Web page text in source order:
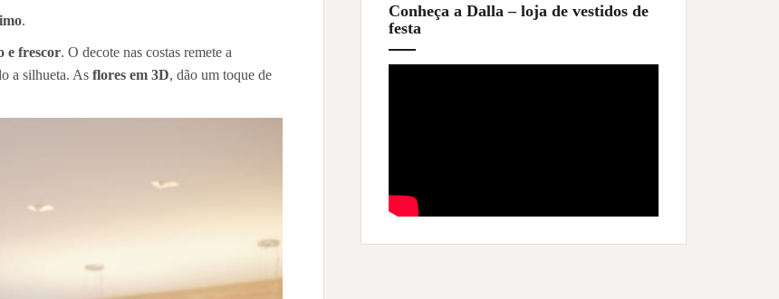
.
e frescor. O decote nas costas remete a
a silhueta. As flores em 3D, dão um toque de
Conheça a Dalla – loja de vestidos de
festa